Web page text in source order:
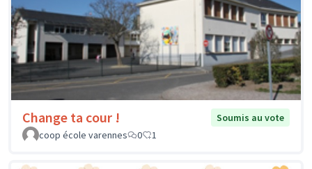
Change ta cour !
Soumis au vote
coop école varennes
0 1